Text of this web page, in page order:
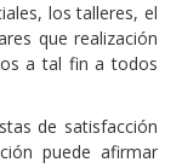
los talleres, el
que realización
a tal fin a todos
de satisfacción
puede afirmar